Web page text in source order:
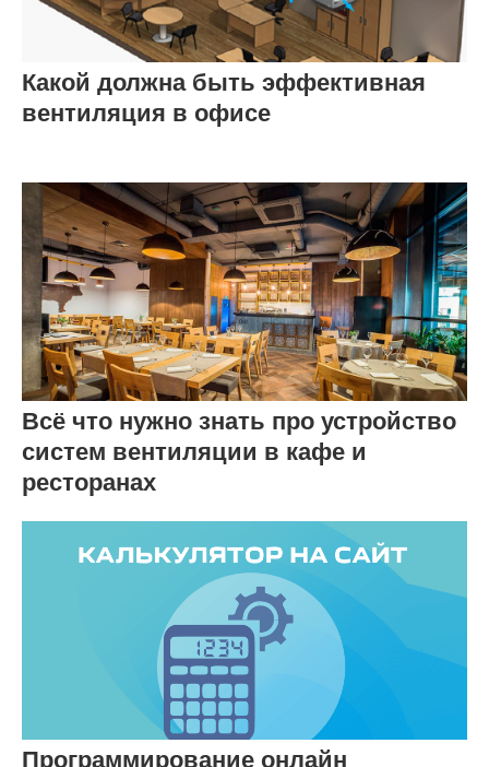
Какой должна быть эффективная
вентиляция в офисе
Всё что нужно знать про устройство
систем вентиляции в кафе и
ресторанах
Программирование онлайн